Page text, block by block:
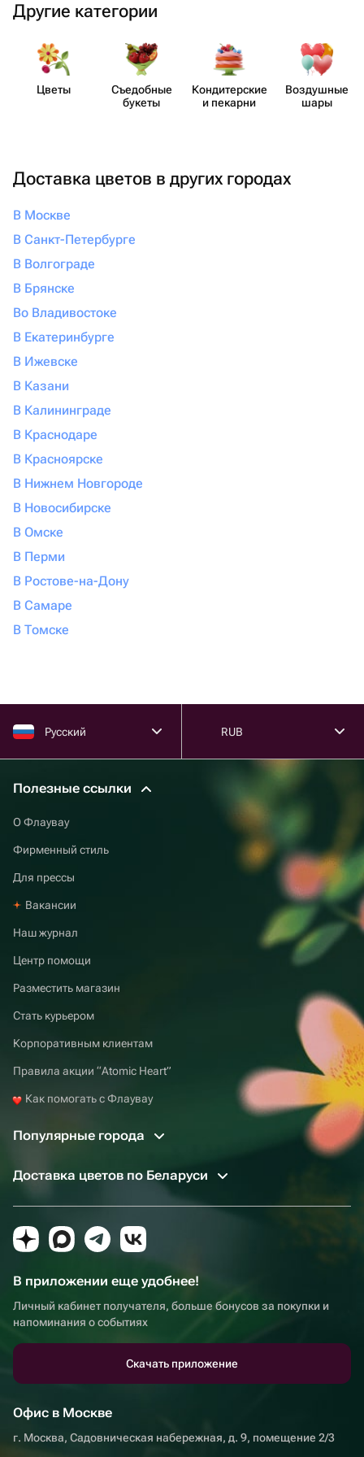
Другие категории
Цветы
Съедобные
букеты
Кондит​ерские
и пекарни
Воздушные
шары
Доставка цветов в других городах
В Москве
В Санкт-Петербурге
В Волгограде
В Брянске
Во Владивостоке
В Екатеринбурге
В Ижевске
В Казани
В Калининграде
В Краснодаре
В Красноярске
В Нижнем Новгороде
В Новосибирске
В Омске
В Перми
В Ростове-на-Дону
В Самаре
В Томске
Русский RUB
Полезные ссылки
О Флаувау
Фирменный стиль
Для прессы
Вакансии
Наш журнал
Центр помощи
Разместить магазин
Стать курьером
Корпоративным клиентам
Правила акции “Atomic Heart”
Как помогать с Флаувау
Популярные города
Доставка цветов по Беларуси
В приложении еще удобнее!
Личный кабинет получателя, больше бонусов за покупки и
напоминания о событиях
Скачать приложение
Офис в Москве
г. Москва, Садовническая набережная, д. 9, помещение 2/3